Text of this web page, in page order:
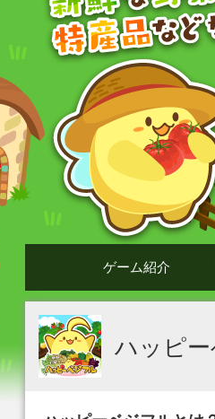
ゲーム紹介
ハッピ